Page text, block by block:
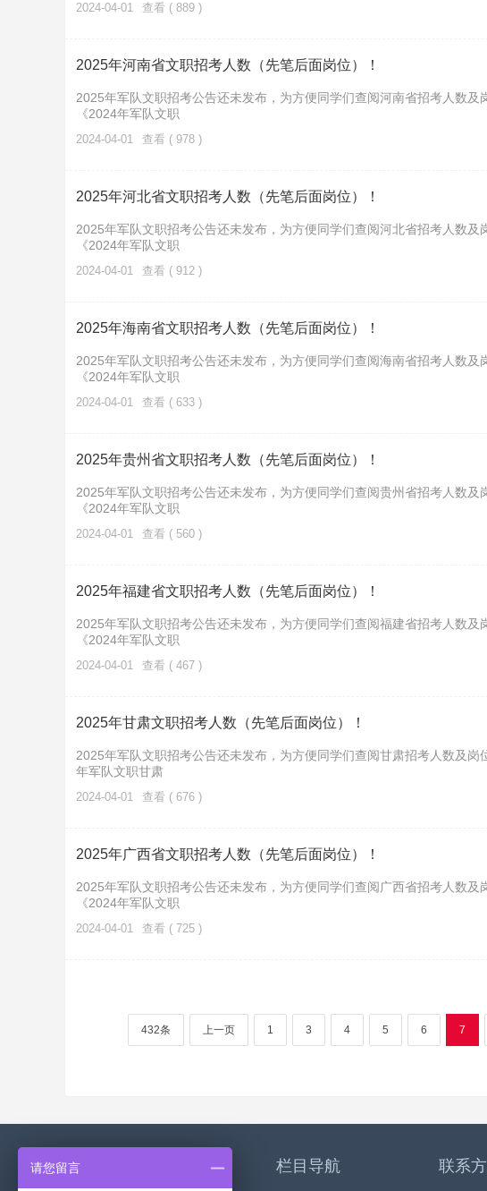
2024-04-01 查看 ( 889 )
2025年河南省文职招考人数（先笔后面岗位）！
2025年军队文职招考公告还未发布，为方便同学们查阅河南省招考人数
《2024年军队文职
2024-04-01 查看 ( 978 )
2025年河北省文职招考人数（先笔后面岗位）！
2025年军队文职招考公告还未发布，为方便同学们查阅河北省招考人数
《2024年军队文职
2024-04-01 查看 ( 912 )
2025年海南省文职招考人数（先笔后面岗位）！
2025年军队文职招考公告还未发布，为方便同学们查阅海南省招考人数
《2024年军队文职
2024-04-01 查看 ( 633 )
2025年贵州省文职招考人数（先笔后面岗位）！
2025年军队文职招考公告还未发布，为方便同学们查阅贵州省招考人数
《2024年军队文职
2024-04-01 查看 ( 560 )
2025年福建省文职招考人数（先笔后面岗位）！
2025年军队文职招考公告还未发布，为方便同学们查阅福建省招考人数
《2024年军队文职
2024-04-01 查看 ( 467 )
2025年甘肃文职招考人数（先笔后面岗位）！
2025年军队文职招考公告还未发布，为方便同学们查阅甘肃招考人数及
年军队文职甘肃
2024-04-01 查看 ( 676 )
2025年广西省文职招考人数（先笔后面岗位）！
2025年军队文职招考公告还未发布，为方便同学们查阅广西省招考人数
《2024年军队文职
2024-04-01 查看 ( 725 )
432条 上一页 1 3 4 5 6 7
栏目导航 联系
请您留言